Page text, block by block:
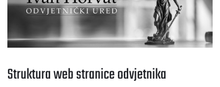
Struktura web stranice odvjetnika